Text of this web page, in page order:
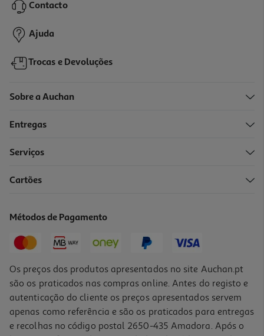
5,39 €
Contacto
Ajuda
Trocas e Devoluções
Sobre a Auchan
Entregas
Serviços
Cartões
Métodos de Pagamento
Os preços dos produtos apresentados no site Auchan.pt
são os praticados nas compras online. Antes do registo e
autenticação do cliente os preços apresentados servem
apenas como referência e são os praticados para entregas
e recolhas no código postal 2650-435 Amadora. Após o